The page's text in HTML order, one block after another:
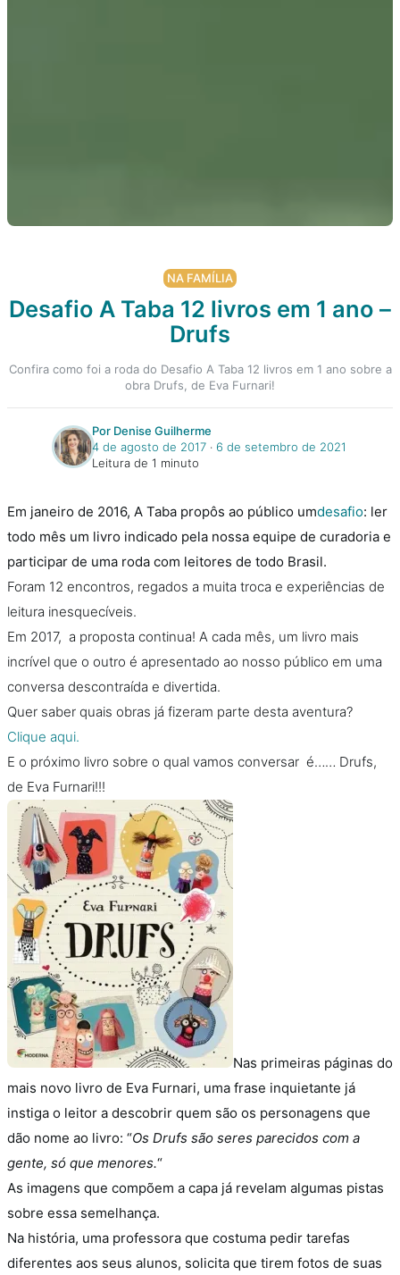
NA FAMÍLIA
Desafio A Taba 12 livros em 1 ano –
Drufs
Confira como foi a roda do Desafio A Taba 12 livros em 1 ano sobre a
obra Drufs, de Eva Furnari!
Por Denise Guilherme
4 de agosto de 2017‧ 6 de setembro de 2021
Leitura de 1 minuto
Em janeiro de 2016, A Taba propôs ao público umdesafio: ler
todo mês um livro indicado pela nossa equipe de curadoria e
participar de uma roda com leitores de todo Brasil.
Foram 12 encontros, regados a muita troca e experiências de
leitura inesquecíveis.
Em 2017, a proposta continua! A cada mês, um livro mais
incrível que o outro é apresentado ao nosso público em uma
conversa descontraída e divertida.
Quer saber quais obras já fizeram parte desta aventura?
Clique aqui.
E o próximo livro sobre o qual vamos conversar é…… Drufs,
de Eva Furnari!!!
Nas primeiras páginas do
mais novo livro de Eva Furnari, uma frase inquietante já
instiga o leitor a descobrir quem são os personagens que
dão nome ao livro: “Os Drufs são seres parecidos com a
gente, só que menores.“
As imagens que compõem a capa já revelam algumas pistas
sobre essa semelhança.
Na história, uma professora que costuma pedir tarefas
diferentes aos seus alunos, solicita que tirem fotos de suas